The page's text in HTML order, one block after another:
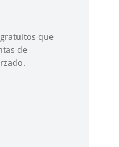
que
de